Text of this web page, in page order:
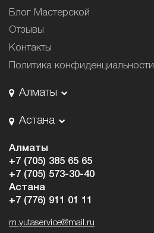
Блог Мастерской
Отзывы
Контакты
Политика конфиденциальности
Алматы
Астана
Алматы
+7 (705) 385 65 65
+7 (705) 573-30-40
Астана
+7 (776) 911 01 11
m.yutaservice@mail.ru